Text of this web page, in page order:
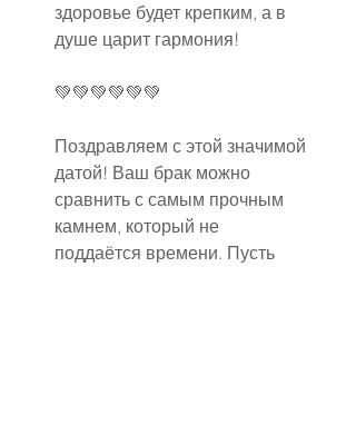
здоровье будет крепким, а в
душе царит гармония!
💚💚💚💚💚💚
Поздравляем с этой значимой
датой! Ваш брак можно
сравнить с самым прочным
камнем, который не
поддаётся времени. Пусть